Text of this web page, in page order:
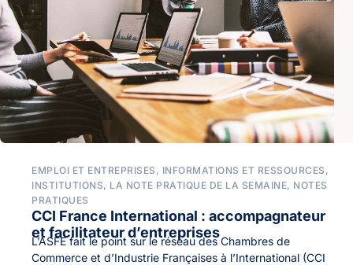
EMPLOI ET ENTREPRISES , INFORMATIONS ET RESSOURCES ,
INSTITUTIONS, LA NOTE PRATIQUE DE LA SEMAINE, NOTES
PRATIQUES
CCI France International : accompagnateur
et facilitateur d’entreprises
L’ASFE fait le point sur le réseau des Chambres de
Commerce et d’Industrie Françaises à l’International (CCI